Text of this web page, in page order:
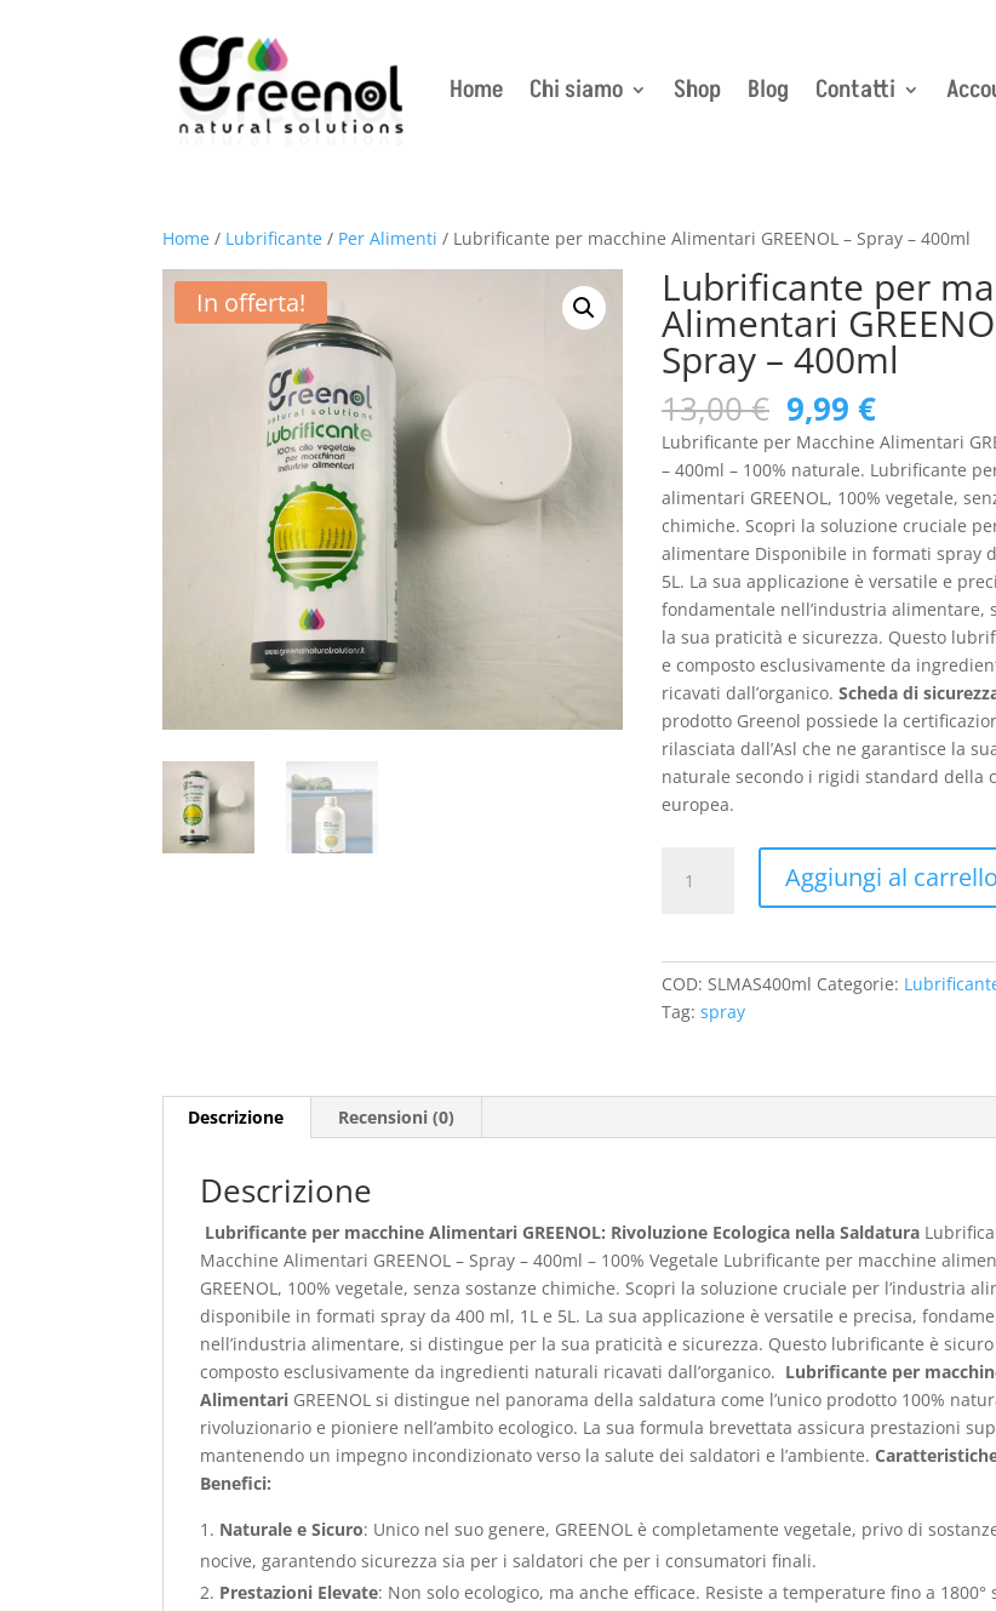
Home Chi siamo Shop Blog Contatti
Home / Lubrificante / Per Alimenti / Lubrificante per macchine Alimentari GREENOL – Spray – 400ml
In offerta! Lubrificante per
Alimentari
Spray – 400ml
13,00€ Il
prezzo
originale
era:
13,00 €.
9,99€Il
prezzo
attuale
è:
9,99 €.
Lubrificante per Macchine Alimentari
– 400ml – 100% naturale. Lubrificante
alimentari GREENOL, 100% vegetale,
chimiche. Scopri la soluzione cruciale
alimentare Disponibile in formati spray
5L. La sua applicazione è versatile e
fondamentale nell’industria alimentare,
la sua praticità e sicurezza. Questo
e composto esclusivamente da
ricavati dall’organico.Scheda di
prodotto Greenol possiede la
rilasciata dall’Asl che ne garantisce la
naturale secondo i rigidi standard della
europea.
Spray
Aggiungi al carrello
COD:SLMAS400ml Categorie:
Tag:spray
Descrizione Recensioni (0)
Descrizione
Lubrificante per macchine Alimentari GREENOL: Rivoluzione Ecologica nella Saldatura
Macchine Alimentari GREENOL – Spray – 400ml – 100% Vegetale Lubrificante per macchine
GREENOL, 100% vegetale, senza sostanze chimiche. Scopri la soluzione cruciale per l’industria
disponibile in formati spray da 400 ml, 1L e 5L. La sua applicazione è versatile e precisa,
nell’industria alimentare, si distingue per la sua praticità e sicurezza. Questo lubrificante è sicuro
composto esclusivamente da ingredienti naturali ricavati dall’organico. Lubrificante per
Alimentari GREENOL si distingue nel panorama della saldatura come l’unico prodotto 100%
rivoluzionario e pioniere nell’ambito ecologico. La sua formula brevettata assicura prestazioni
mantenendo un impegno incondizionato verso la salute dei saldatori e l’ambiente.
Benefici:
Naturale e Sicuro: Unico nel suo genere, GREENOL è completamente vegetale, privo di
nocive, garantendo sicurezza sia per i saldatori che per i consumatori finali.
Prestazioni Elevate: Non solo ecologico, ma anche efficace. Resiste a temperature fino a 1800°